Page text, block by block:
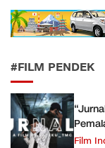
#FILM PENDEK
Film